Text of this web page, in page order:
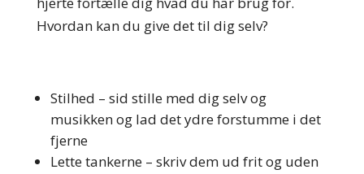
Hvordan kan du give det til dig selv?
Stilhed – sid stille med dig selv og
musikken og lad det ydre forstumme i det
fjerne
Lette tankerne – skriv dem ud frit og uden